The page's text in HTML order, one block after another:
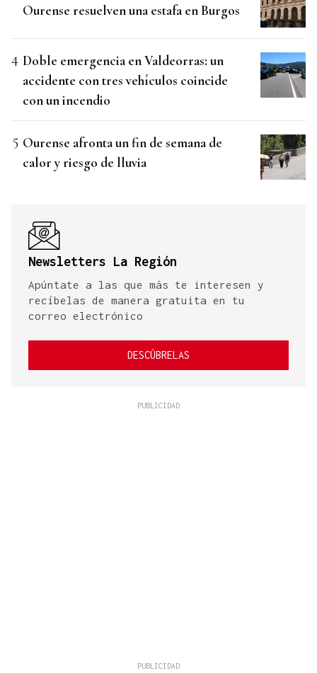
Ourense resuelven una estafa en Burgos
Doble emergencia en Valdeorras: un
accidente con tres vehículos coincide
con un incendio
Ourense afronta un fin de semana de
calor y riesgo de lluvia
Newsletters La Región
Apúntate a las que más te interesen y
recíbelas de manera gratuita en tu
correo electrónico
DESCÚBRELAS